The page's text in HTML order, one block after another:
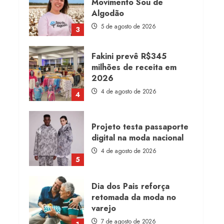
3
Algodão
5 de agosto de 2026
4
Fakini prevê R$345
milhões de receita em
2026
4 de agosto de 2026
5
Projeto testa passaporte
digital na moda nacional
4 de agosto de 2026
Dia dos Pais reforça
retomada da moda no
varejo
7 de agosto de 2026